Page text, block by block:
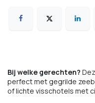
Bij welke gerechten?
perfect met gegrilde
of lichte visschotels met